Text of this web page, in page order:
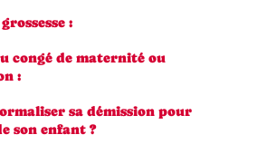
:
congé de maternité ou
:
sa démission pour
son enfant ?